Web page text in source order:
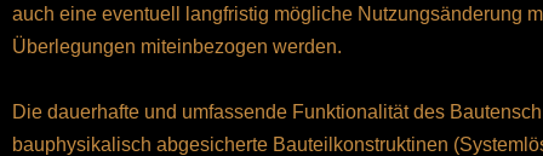
auch eine eventuell langfristig mögliche Nutzungsänderung
Überlegungen miteinbezogen werden.
Die dauerhafte und umfassende Funktionalität des
bauphysikalisch abgesicherte Bauteilkonstruktinen